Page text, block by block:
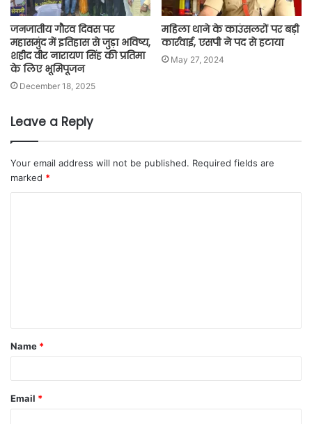
जनजातीय गौरव दिवस पर
महासमुंद में इतिहास से जुड़ा भविष्य,
शहीद वीर नारायण सिंह की प्रतिमा
के लिए भूमिपूजन
December 18, 2025
महिला थाने के काउंसलरों पर बड़ी
कार्रवाई, एसपी ने पद से हटाया
May 27, 2024
Leave a Reply
Your email address will not be published. Required fields are
marked *
Name *
Email *